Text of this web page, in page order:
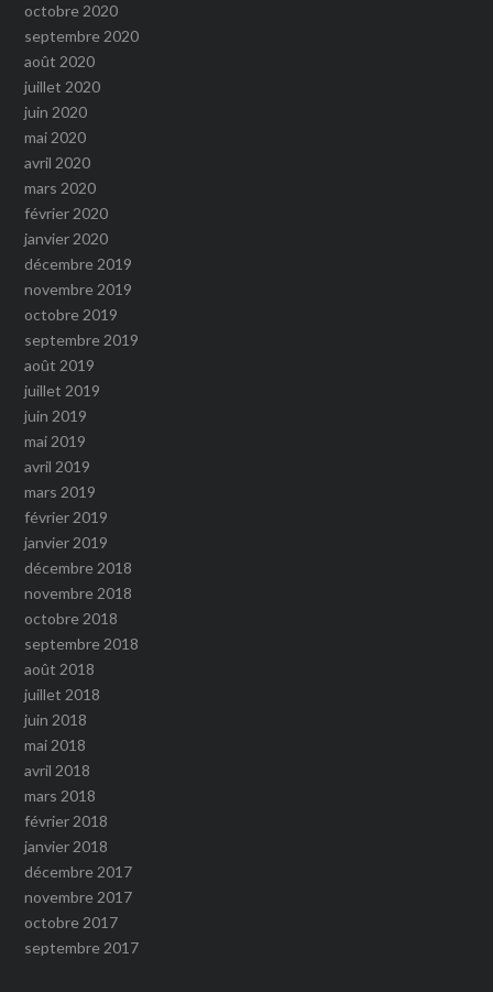
octobre 2020
septembre 2020
août 2020
juillet 2020
juin 2020
mai 2020
avril 2020
mars 2020
février 2020
janvier 2020
décembre 2019
novembre 2019
octobre 2019
septembre 2019
août 2019
juillet 2019
juin 2019
mai 2019
avril 2019
mars 2019
février 2019
janvier 2019
décembre 2018
novembre 2018
octobre 2018
septembre 2018
août 2018
juillet 2018
juin 2018
mai 2018
avril 2018
mars 2018
février 2018
janvier 2018
décembre 2017
novembre 2017
octobre 2017
septembre 2017